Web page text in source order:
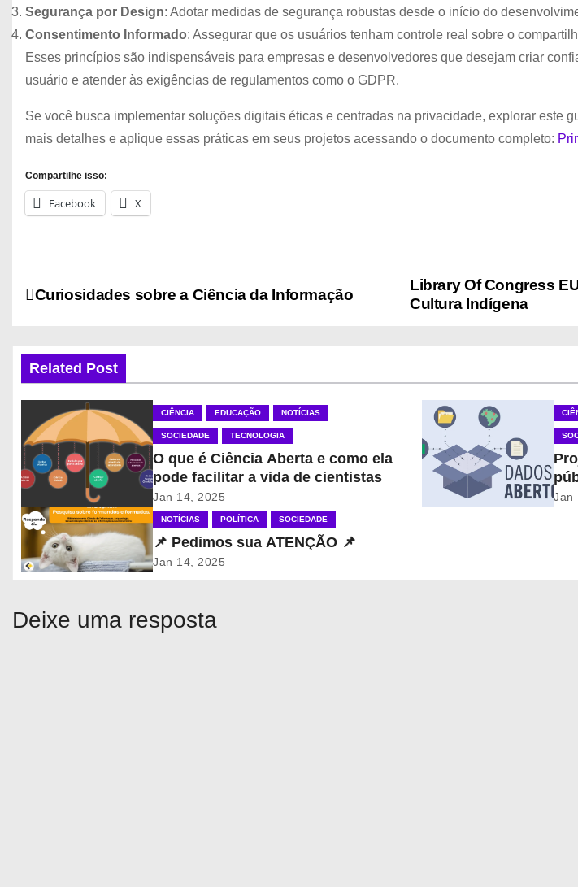
Segurança por Design: Adotar medidas de segurança robustas desde o início do
Consentimento Informado: Assegurar que os usuários tenham controle real sobre o
Esses princípios são indispensáveis para empresas e desenvolvedores que desejam criar
usuário e atender às exigências de regulamentos como o GDPR.
Se você busca implementar soluções digitais éticas e centradas na privacidade, explorar este
mais detalhes e aplique essas práticas em seus projetos acessando o documento completo:
Compartilhe isso:
Facebook X
N
v
e
g
a
ç
ã
o
e
Library Of Congress
Cultura Indígena
Curiosidades sobre a Ciência da Informação
Related Post
CIÊNCIA EDUCAÇÃO NOTÍCIAS
SOCIEDADE TECNOLOGIA
O que é Ciência Aberta e como ela
pode facilitar a vida de cientistas
Jan 14, 2025 Jan
NOTÍCIAS POLÍTICA SOCIEDADE
📌 Pedimos sua ATENÇÃO 📌
Jan 14, 2025
Deixe uma resposta